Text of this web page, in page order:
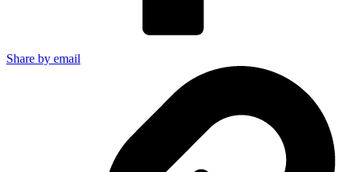
Share by email